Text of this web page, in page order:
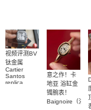
视频评测BV
钛金属
Cartier
Santos
replica
意之作！卡
地亚 浴缸金
镯腕表！
Baignoire（浴